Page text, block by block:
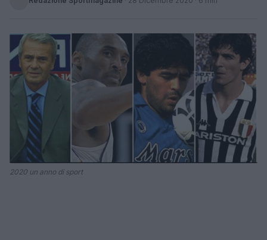
2020 un anno di sport